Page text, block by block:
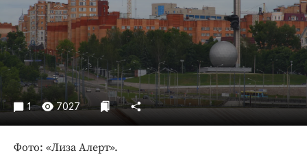
Общество
Погода
Праздники
Происшествия
Спорт
Экономика и бизнес
ПРОЕКТЫ
1 7027
Фото: «Лиза Алерт».